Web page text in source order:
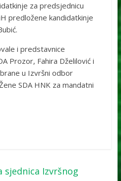
za predsjednicu
predložene kandidatkinje
i predstavnice
Prozor, Fahira Dželilović i
u Izvršni odbor
SDA HNK za mandatni
sjednica Izvršnog